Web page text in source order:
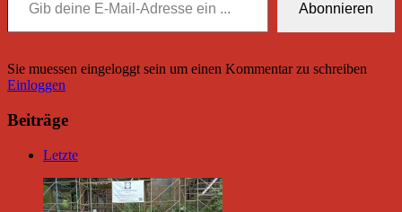
Abonnieren
Sie muessen eingeloggt sein um einen Kommentar zu schreiben
Einloggen
Beiträge
Letzte